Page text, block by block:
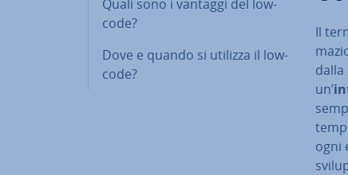
Quali sono i vantaggi del low-
code?
Dove e quando si utilizza il low-
code?
Il
dalla
un’
ogni